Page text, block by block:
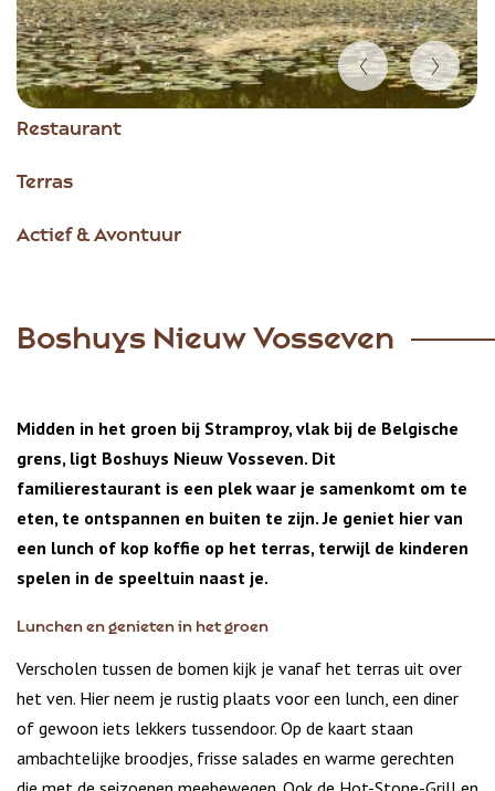
Restaurant
Terras
Actief & Avontuur
Item
of
Boshuys Nieuw Vosseven
Midden in het groen bij Stramproy, vlak bij de Belgische
grens, ligt Boshuys Nieuw Vosseven. Dit
familierestaurant is een plek waar je samenkomt om te
eten, te ontspannen en buiten te zijn. Je geniet hier van
een lunch of kop koffie op het terras, terwijl de kinderen
spelen in de speeltuin naast je.
Lunchen en genieten in het groen
Verscholen tussen de bomen kijk je vanaf het terras uit over
het ven. Hier neem je rustig plaats voor een lunch, een diner
of gewoon iets lekkers tussendoor. Op de kaart staan
ambachtelijke broodjes, frisse salades en warme gerechten